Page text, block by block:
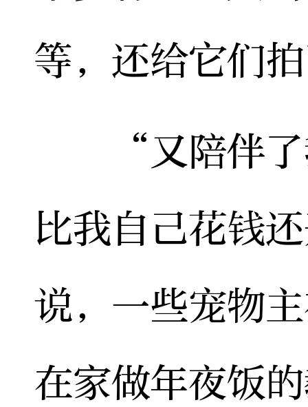
等，还给它们
“又陪伴了
比我自己花钱
说，一些宠物
在家做年夜饭